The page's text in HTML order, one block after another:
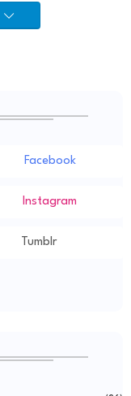
Facebook
Instagram
Tumblr